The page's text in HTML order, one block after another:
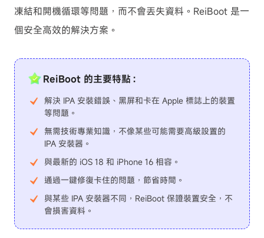
凍結和開機循環等問題，而不會丟失資料。ReiBoot 是一
個安全高效的解決方案。
ReiBoot 的主要特點：
解決 IPA 安裝錯誤、黑屏和卡在 Apple 標誌上的裝置
等問題。
無需技術專業知識，不像某些可能需要高級設置的
IPA 安裝器。
與最新的 iOS 18 和 iPhone 16 相容。
通過一鍵修復卡住的問題，節省時間。
與某些 IPA 安裝器不同，ReiBoot 保證裝置安全，不
會損害資料。